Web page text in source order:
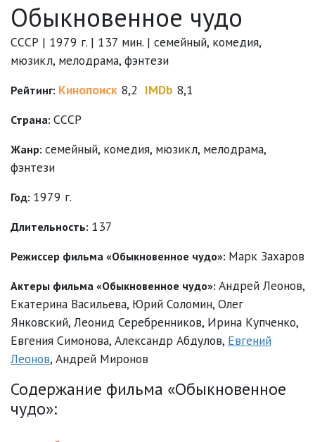
Обыкновенное чудо
СССР | 1979 г. | 137 мин. | семейный, комедия,
мюзикл, мелодрама, фэнтези
Рейтинг: Кинопоиск 8,2 IMDb 8,1
Страна: СССР
Жанр: семейный, комедия, мюзикл, мелодрама,
фэнтези
Год: 1979 г.
Длительность: 137
Режиссер фильма «Обыкновенное чудо»: Марк Захаров
Актеры фильма «Обыкновенное чудо»: Андрей Леонов,
Екатерина Васильева, Юрий Соломин, Олег
Янковский, Леонид Серебренников, Ирина Купченко,
Евгения Симонова, Александр Абдулов, Евгений
Леонов, Андрей Миронов
Содержание фильма «Обыкновенное
чудо»: